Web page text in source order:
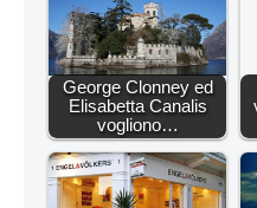
George Clonney ed
Elisabetta Canalis
vogliono…